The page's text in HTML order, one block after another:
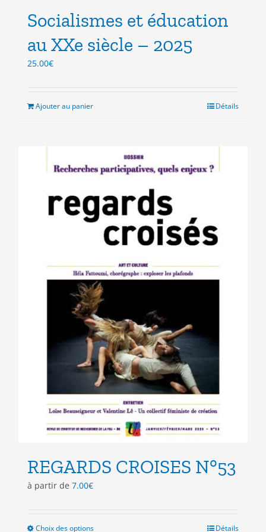
Socialismes et éducation
au XXe siècle – 2025
25.00€
Ajouter au panier Détails
REGARDS CROISES N°53
à partir de 7.00€
Choix des optionsCe Détails